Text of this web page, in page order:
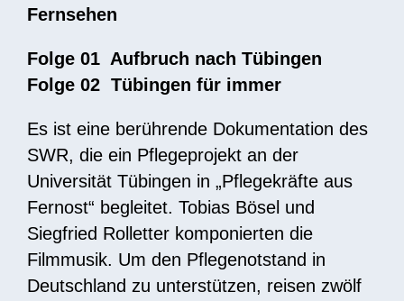
Fernsehen
Folge 01 Aufbruch nach Tübingen
Folge 02 Tübingen für immer
Es ist eine berührende Dokumentation des
SWR, die ein Pflegeprojekt an der
Universität Tübingen in „Pflegekräfte aus
Fernost“ begleitet. Tobias Bösel und
Siegfried Rolletter komponierten die
Filmmusik. Um den Pflegenotstand in
Deutschland zu unterstützen, reisen zwölf